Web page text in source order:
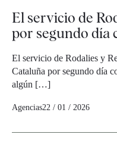
El servicio de
por segundo día
El servicio de Rodalies y
Cataluña por segundo día
algún […]
Agencias22 / 01 / 2026